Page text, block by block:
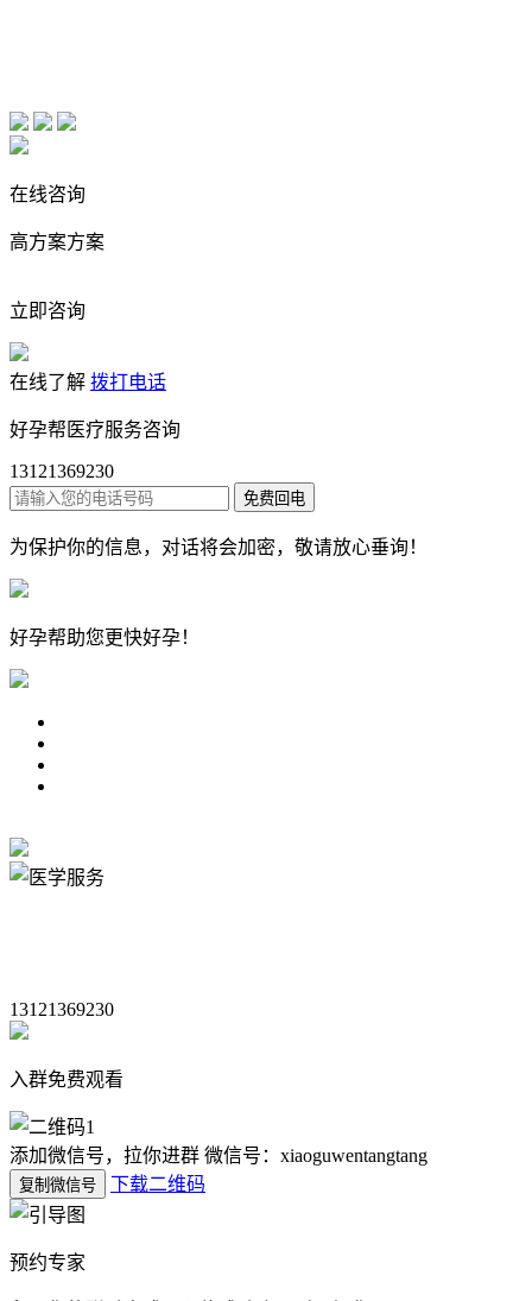
在线咨询
高方案方案
立即咨询
在线了解 拨打电话
好孕帮医疗服务咨询
13121369230
为保护你的信息，对话将会加密，敬请放心垂询！
好孕帮助您更快好孕！
13121369230
入群免费观看
添加微信号，拉你进群 微信号：xiaoguwentangtang
复制微信号 下载二维码
预约专家